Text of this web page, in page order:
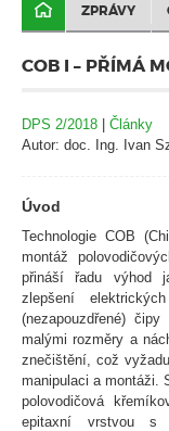
ZPRÁVY
COB I – PŘÍMÁ
DPS 2/2018 | Články
Autor: doc. Ing. Ivan
Úvod
Technologie COB
montáž
přináší řadu výhod
zlepšení
(nezapouzdřené)
malými rozměry a
znečištění, což
manipulaci a montáži.
polovodičová
epitaxní vrstvou s